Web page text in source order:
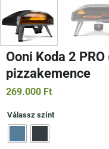
Ooni Koda 2
pizzakemence
269.000 Ft
Válassz színt